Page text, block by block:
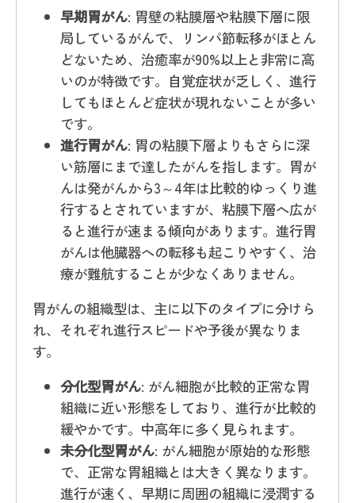
早期胃がん: 胃壁の粘膜層や粘膜下層に限
局しているがんで、リンパ節転移がほとん
どないため、治癒率が90%以上と非常に高
いのが特徴です。自覚症状が乏しく、進行
してもほとんど症状が現れないことが多い
です。
進行胃がん: 胃の粘膜下層よりもさらに深
い筋層にまで達したがんを指します。胃が
んは発がんから3～4年は比較的ゆっくり進
行するとされていますが、粘膜下層へ広が
ると進行が速まる傾向があります。進行胃
がんは他臓器への転移も起こりやすく、治
療が難航することが少なくありません。
胃がんの組織型は、主に以下のタイプに分けら
れ、それぞれ進行スピードや予後が異なりま
す。
分化型胃がん: がん細胞が比較的正常な胃
組織に近い形態をしており、進行が比較的
緩やかです。中高年に多く見られます。
未分化型胃がん: がん細胞が原始的な形態
で、正常な胃組織とは大きく異なります。
進行が速く、早期に周囲の組織に浸潤する